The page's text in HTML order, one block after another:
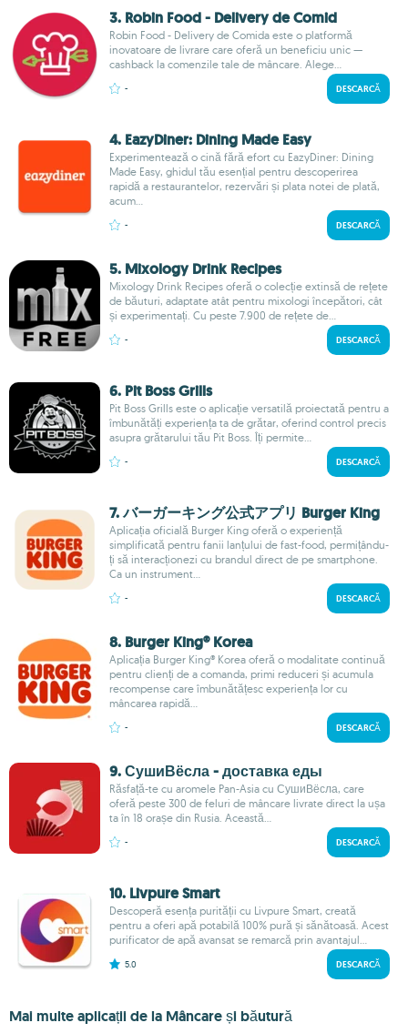
3. Robin Food - Delivery de Comid
Robin Food - Delivery de Comida este o platformă
inovatoare de livrare care oferă un beneficiu unic —
cashback la comenzile tale de mâncare. Alege...
- DESCARCĂ
4. EazyDiner: Dining Made Easy
Experimentează o cină fără efort cu EazyDiner: Dining
Made Easy, ghidul tău esențial pentru descoperirea
rapidă a restaurantelor, rezervări și plata notei de plată,
acum...
- DESCARCĂ
5. Mixology Drink Recipes
Mixology Drink Recipes oferă o colecție extinsă de rețete
de băuturi, adaptate atât pentru mixologi începători, cât
și experimentați. Cu peste 7.900 de rețete de...
- DESCARCĂ
6. Pit Boss Grills
Pit Boss Grills este o aplicație versatilă proiectată pentru a
îmbunătăți experiența ta de grătar, oferind control precis
asupra grătarului tău Pit Boss. Îți permite...
- DESCARCĂ
7. バーガーキング公式アプリ Burger King
Aplicația oficială Burger King oferă o experiență
simplificată pentru fanii lanțului de fast-food, permițându-
ți să interacționezi cu brandul direct de pe smartphone.
Ca un instrument...
- DESCARCĂ
8. Burger King® Korea
Aplicația Burger King® Korea oferă o modalitate continuă
pentru clienți de a comanda, primi reduceri și acumula
recompense care îmbunătățesc experiența lor cu
mâncarea rapidă...
- DESCARCĂ
9. СушиВёсла - доставка еды
Răsfață-te cu aromele Pan-Asia cu СушиВёсла, care
oferă peste 300 de feluri de mâncare livrate direct la ușa
ta în 18 orașe din Rusia. Această...
- DESCARCĂ
10. Livpure Smart
Descoperă esența purității cu Livpure Smart, creată
pentru a oferi apă potabilă 100% pură și sănătoasă. Acest
purificator de apă avansat se remarcă prin avantajul...
5.0 DESCARCĂ
Mai multe aplicații de la Mâncare și băutură